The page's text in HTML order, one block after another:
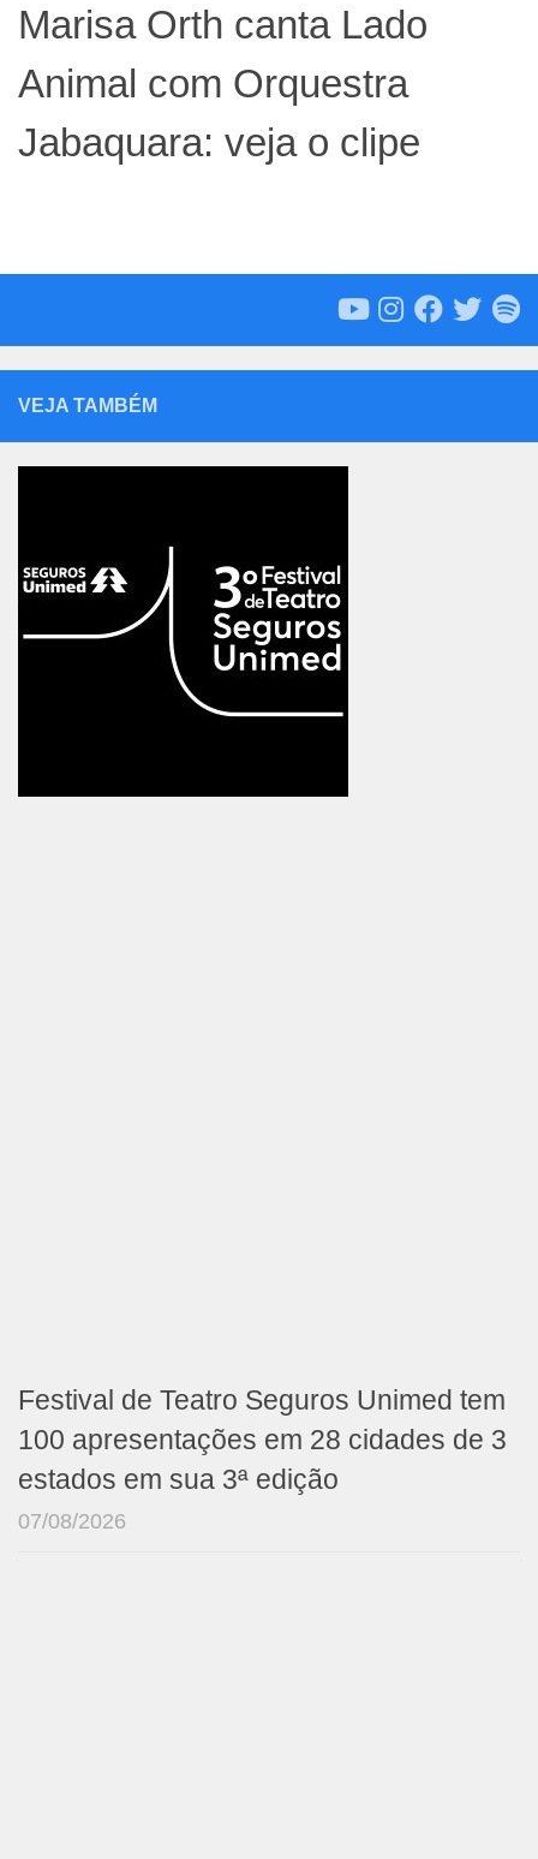
Marisa Orth canta Lado
Animal com Orquestra
Jabaquara: veja o clipe
VEJA TAMBÉM
Festival de Teatro Seguros Unimed tem
100 apresentações em 28 cidades de 3
estados em sua 3ª edição
07/08/2026